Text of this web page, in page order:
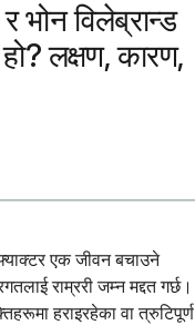
भोन विलेब्रान्ड
लक्षण, कारण,
एक जीवन बचाउने
राम्ररी जम्न मद्दत गर्छ।
हराइरहेका वा त्रुटिपूर्ण